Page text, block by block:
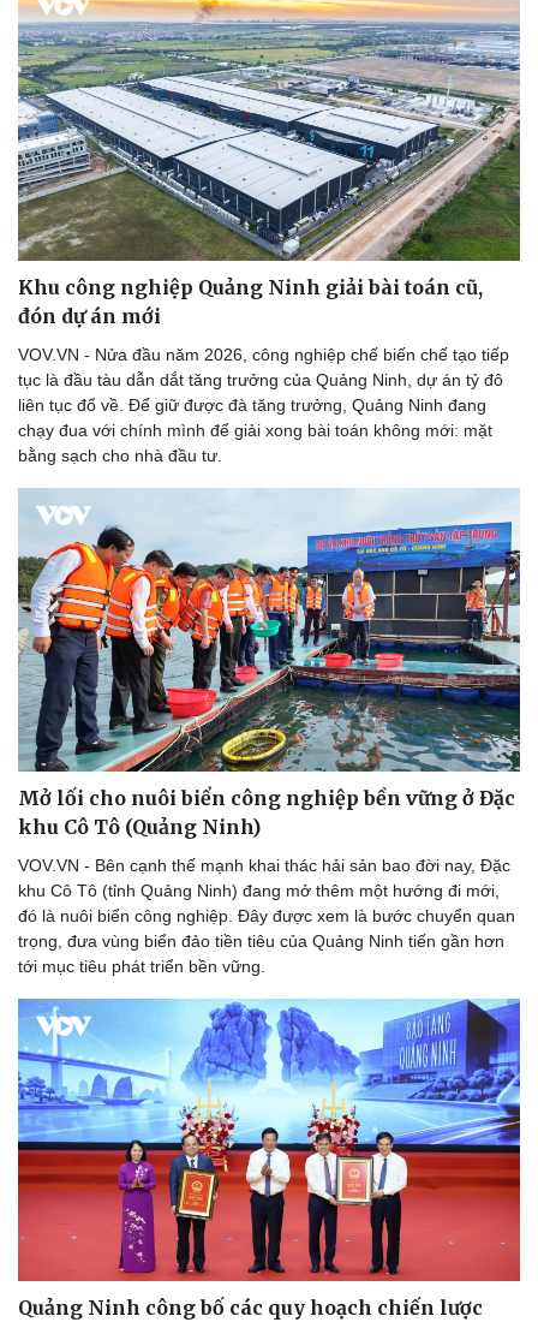
Tin nóng
Tư vấn luật
Việt Nam
Phân tích
Bóng đá
Lịch thi đấu bóng đá
Ô tô - Xe máy
Ô tô
Xe máy
Khu công nghiệp Quảng Ninh giải bài toán cũ,
đón dự án mới
VOV.VN - Nửa đầu năm 2026, công nghiệp chế biến chế tạo tiếp
tục là đầu tàu dẫn dắt tăng trưởng của Quảng Ninh, dự án tỷ đô
liên tục đổ về. Để giữ được đà tăng trưởng, Quảng Ninh đang
chạy đua với chính mình để giải xong bài toán không mới: mặt
bằng sạch cho nhà đầu tư.
Mở lối cho nuôi biển công nghiệp bền vững ở Đặc
khu Cô Tô (Quảng Ninh)
VOV.VN - Bên cạnh thế mạnh khai thác hải sản bao đời nay, Đặc
khu Cô Tô (tỉnh Quảng Ninh) đang mở thêm một hướng đi mới,
đó là nuôi biển công nghiệp. Đây được xem là bước chuyển quan
trọng, đưa vùng biển đảo tiền tiêu của Quảng Ninh tiến gần hơn
tới mục tiêu phát triển bền vững.
Quảng Ninh công bố các quy hoạch chiến lược